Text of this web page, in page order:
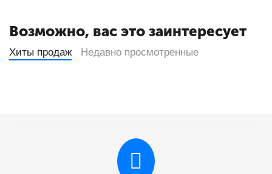
Возможно, вас это заинтересует
Хиты продаж Недавно просмотренные